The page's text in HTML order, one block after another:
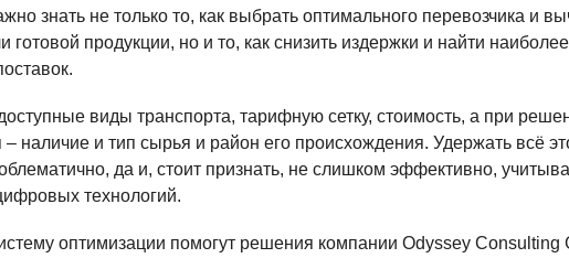
знать не только то, как выбрать оптимального перевозчика и
готовой продукции, но и то, как снизить издержки и найти наиболее
виды транспорта, тарифную сетку, стоимость, а при
– наличие и тип сырья и район его происхождения. Удержать всё
да и, стоит признать, не слишком эффективно,
технологий.
оптимизации помогут решения компании Odyssey Consulting